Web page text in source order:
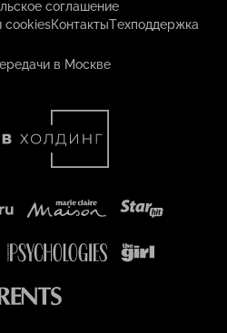
соглашение
cookiesКонтактыТехподдержка
в Москве